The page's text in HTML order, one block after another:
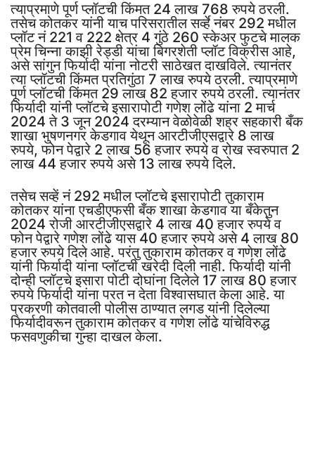
त्याप्रमाणे पूर्ण प्लॉटची किंमत 24 लाख 768 रुपये ठरली.
तसेच कोतकर यांनी याच परिसरातील सर्व्हे नंबर 292 मधील
प्लॉट नं 221 व 222 क्षेत्र 4 गुंठे 260 स्केअर फुटचे मालक
प्रेम चिन्ना काझी रेड्डी यांचा बिगरशेती प्लॉट विक्रीस आहे,
असे सांगुन फिर्यादी यांना नोटरी साठेखत दाखविले. त्यानंतर
त्या प्लॉटची किंमत प्रतिगुंठा 7 लाख रुपये ठरली. त्याप्रमाणे
पूर्ण प्लॉटची किंमत 29 लाख 82 हजार रुपये ठरली. त्यानंतर
फिर्यादी यांनी प्लॉटचे इसारापोटी गणेश लोंढे यांना 2 मार्च
2024 ते 3 जून 2024 दरम्यान वेळोवेळी शहर सहकारी बँक
शाखा भुषणनगर केडगाव येथून आरटीजीएसद्वारे 8 लाख
रुपये, फोन पेद्वारे 2 लाख 56 हजार रुपये व रोख स्वरुपात 2
लाख 44 हजार रुपये असे 13 लाख रुपये दिले.
तसेच सव्हें नं 292 मधील प्लॉटचे इसारापोटी तुकाराम
कोतकर यांना एचडीएफसी बँक शाखा केडगाव या बँकेतुन
2024 रोजी आरटीजीएसद्वारे 4 लाख 40 हजार रुपये व
फोन पेद्वारे गणेश लोंढे यास 40 हजार रुपये असे 4 लाख 80
हजार रुपये दिले आहे. परंतु तुकाराम कोतकर व गणेश लोंढे
यांनी फिर्यादी यांना प्लॉटची खरेदी दिली नाही. फिर्यादी यांनी
दोन्ही प्लॉटचे इसारा पोटी दोघांना दिलेले 17 लाख 80 हजार
रुपये फिर्यादी यांना परत न देता विश्वासघात केला आहे. या
प्रकरणी कोतवाली पोलीस ठाण्यात लगड यांनी दिलेल्या
फिर्यादीवरून तुकाराम कोतकर व गणेश लोंढे यांचेविरुद्ध
फसवणुकीचा गुन्हा दाखल केला.